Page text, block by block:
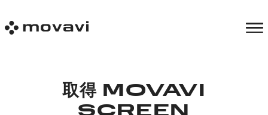
取得 MOVAVI